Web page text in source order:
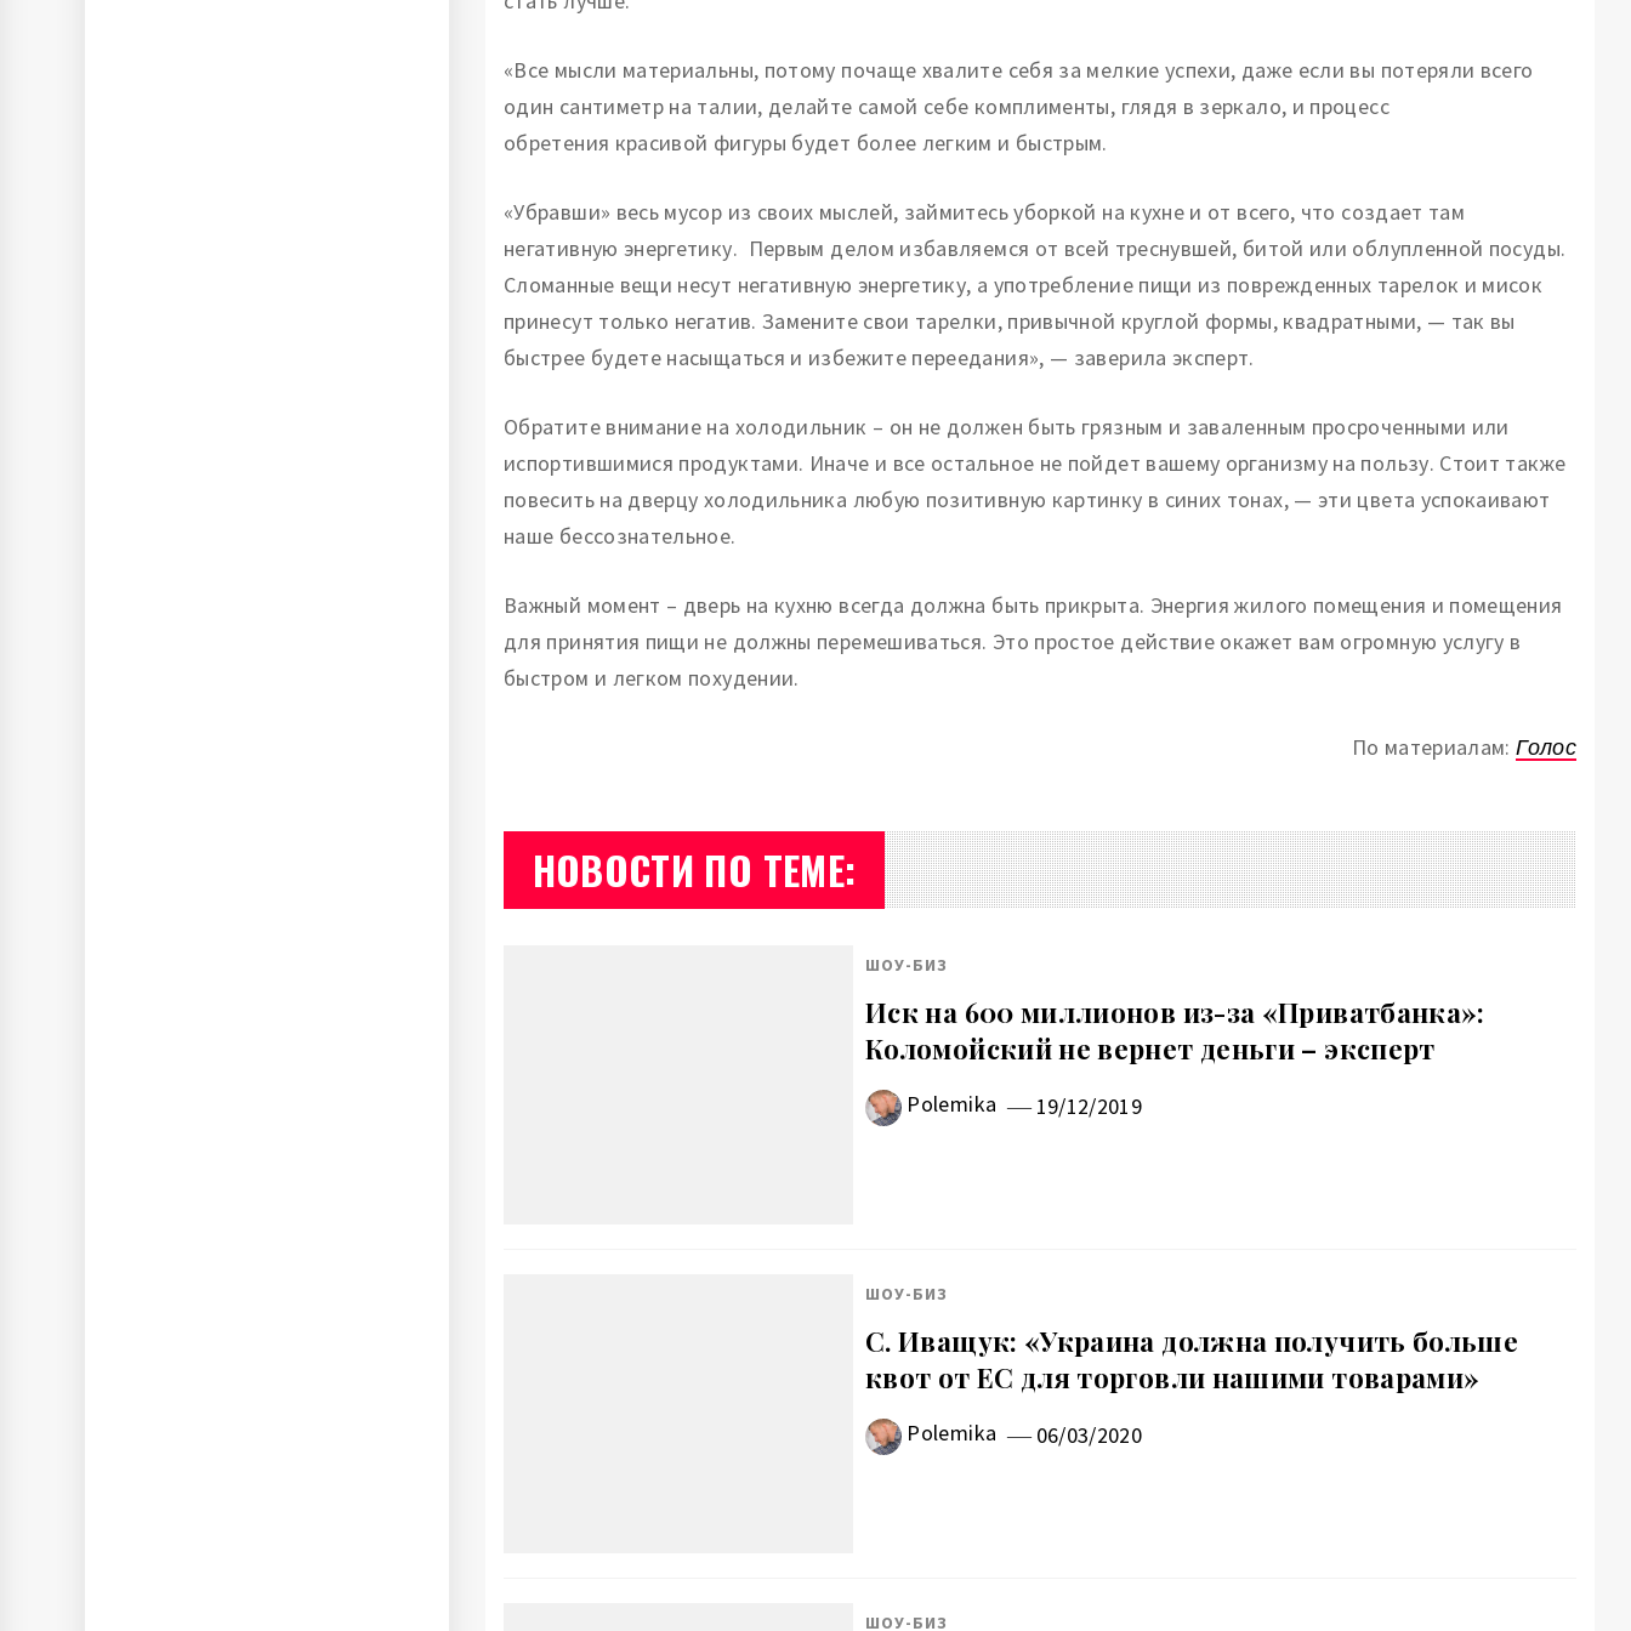
«Все мысли материальны, потому почаще хвалите себя за мелкие успехи, даже если вы потеряли всего
один сантиметр на талии, делайте самой себе комплименты, глядя в зеркало, и процесс
обретения красивой фигуры будет более легким и быстрым.
«Убравши» весь мусор из своих мыслей, займитесь уборкой на кухне и от всего, что создает там
негативную энергетику. Первым делом избавляемся от всей треснувшей, битой или облупленной посуды.
Сломанные вещи несут негативную энергетику, а употребление пищи из поврежденных тарелок и мисок
принесут только негатив. Замените свои тарелки, привычной круглой формы, квадратными, — так вы
быстрее будете насыщаться и избежите переедания», — заверила эксперт.
Обратите внимание на холодильник – он не должен быть грязным и заваленным просроченными или
испортившимися продуктами. Иначе и все остальное не пойдет вашему организму на пользу. Стоит также
повесить на дверцу холодильника любую позитивную картинку в синих тонах, — эти цвета успокаивают
наше бессознательное.
Важный момент – дверь на кухню всегда должна быть прикрыта. Энергия жилого помещения и помещения
для принятия пищи не должны перемешиваться. Это простое действие окажет вам огромную услугу в
быстром и легком похудении.
По материалам:Голос
НОВОСТИ ПО ТЕМЕ:
ШОУ-БИЗ
Иск на 600 миллионов из-за «Приватбанка»:
Коломойский не вернет деньги – эксперт
Polemika 19/12/2019
ШОУ-БИЗ
С. Иващук: «Украина должна получить больше
квот от ЕС для торговли нашими товарами»
Polemika 06/03/2020
ШОУ-БИЗ